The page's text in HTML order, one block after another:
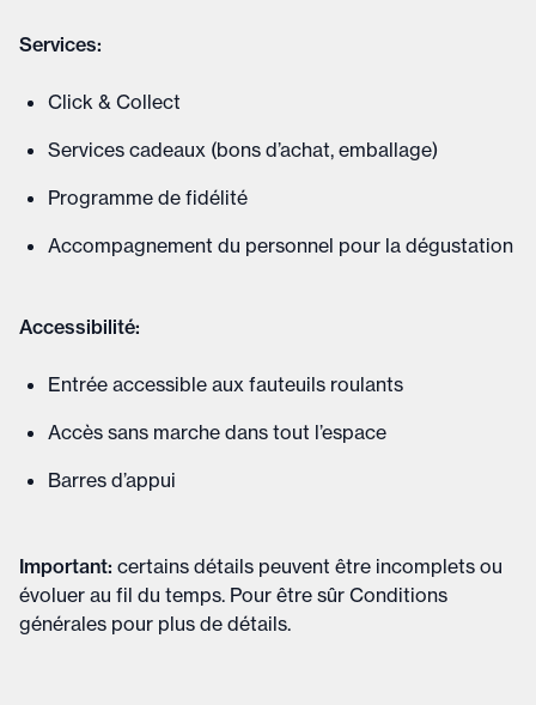
Services:
Click & Collect
Services cadeaux (bons d’achat, emballage)
Programme de fidélité
Accompagnement du personnel pour la dégustation
Accessibilité:
Entrée accessible aux fauteuils roulants
Accès sans marche dans tout l’espace
Barres d’appui
Important: certains détails peuvent être incomplets ou
évoluer au fil du temps. Pour être sûr Conditions
générales pour plus de détails.